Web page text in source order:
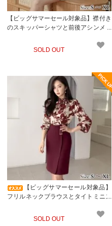
【ビッグサマーセール対象品】襟付き
のスキッパーシャツと前後アシンメト
ップ(キャバドレス・CABARETDRES
SOLD OUT
【ビッグサマーセール対象品】
フリルネックブラウスとタイトミニス
ドレス・CABARETDRESS)
SOLD OUT